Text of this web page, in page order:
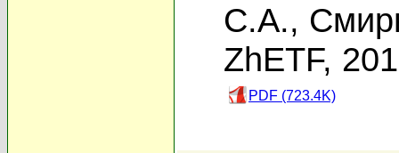
С.А.,
ZhETF,
PDF (723.4K)